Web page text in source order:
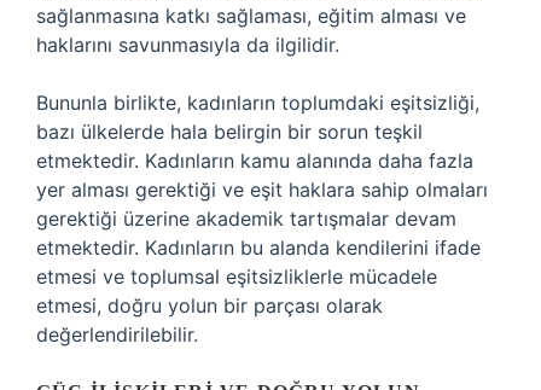
sağlanmasına katkı sağlaması, eğitim alması ve
haklarını savunmasıyla da ilgilidir.
Bununla birlikte, kadınların toplumdaki eşitsizliği,
bazı ülkelerde hala belirgin bir sorun teşkil
etmektedir. Kadınların kamu alanında daha fazla
yer alması gerektiği ve eşit haklara sahip olmaları
gerektiği üzerine akademik tartışmalar devam
etmektedir. Kadınların bu alanda kendilerini ifade
etmesi ve toplumsal eşitsizliklerle mücadele
etmesi, doğru yolun bir parçası olarak
değerlendirilebilir.